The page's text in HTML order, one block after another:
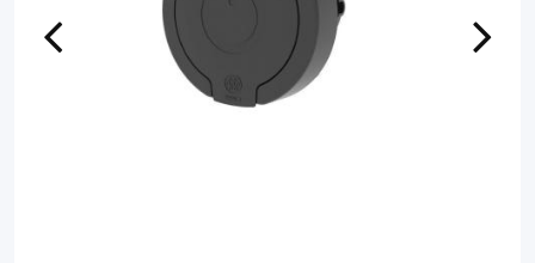
Previous Next